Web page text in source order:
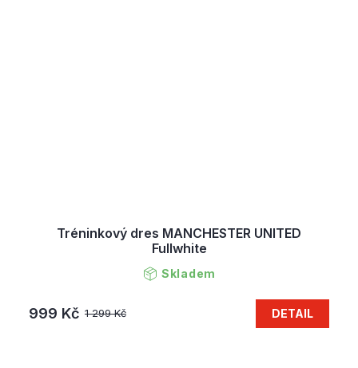
Tréninkový dres MANCHESTER UNITED
Fullwhite
Skladem
1 299 Kč
999 Kč DETAIL